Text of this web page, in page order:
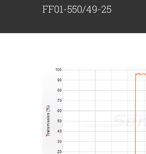
FF01-550/49-25